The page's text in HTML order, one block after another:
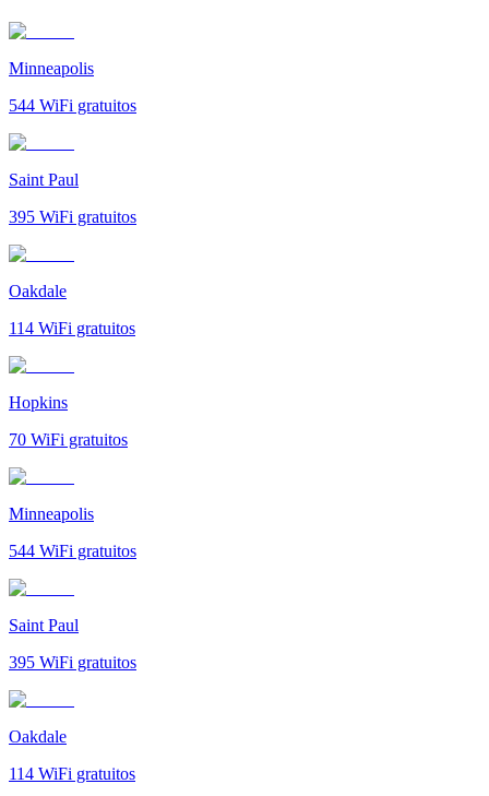
Minneapolis
544 WiFi gratuitos
Saint Paul
395 WiFi gratuitos
Oakdale
114 WiFi gratuitos
Hopkins
70 WiFi gratuitos
Minneapolis
544 WiFi gratuitos
Saint Paul
395 WiFi gratuitos
Oakdale
114 WiFi gratuitos